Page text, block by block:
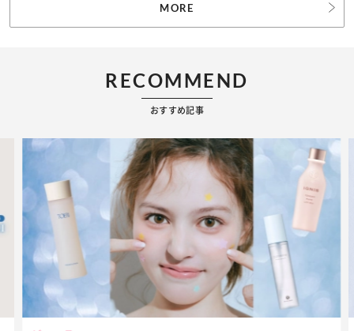
MORE
RECOMMEND
おすすめ記事